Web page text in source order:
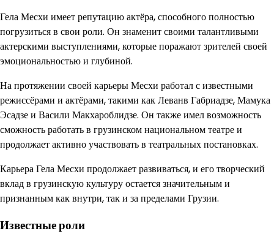
Гела Месхи имеет репутацию актёра, способного полностью
погрузиться в свои роли. Он знаменит своими талантливыми
актерскими выступлениями, которые поражают зрителей своей
эмоциональностью и глубиной.
На протяжении своей карьеры Месхи работал с известными
режиссёрами и актёрами, такими как Леванв Габриадзе, Мамука
Эсадзе и Васили Макхароблидзе. Он также имел возможность
сможность работать в грузинском национальном театре и
продолжает активно участвовать в театральных постановках.
Карьера Гела Месхи продолжает развиваться, и его творческий
вклад в грузинскую культуру остается значительным и
признанным как внутри, так и за пределами Грузии.
Известные роли